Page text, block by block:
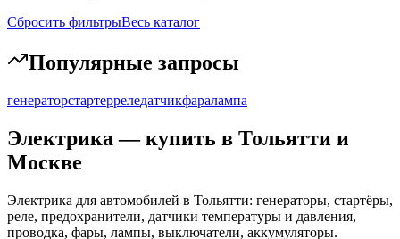
Сбросить фильтрыВесь каталог
Популярные запросы
генераторстартерреледатчикфаралампа
Электрика — купить в Тольятти и
Москве
Электрика для автомобилей в Тольятти: генераторы, стартёры,
реле, предохранители, датчики температуры и давления,
проводка, фары, лампы, выключатели, аккумуляторы.